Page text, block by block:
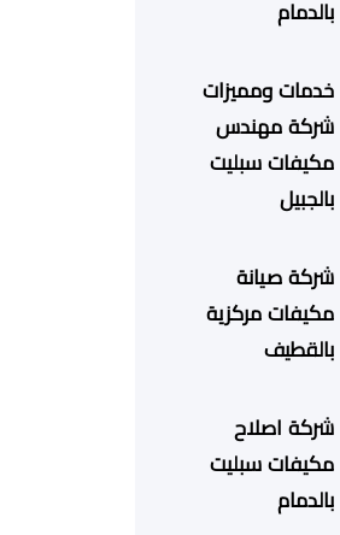
بالدمام
خدمات ومميزات
شركة مهندس
مكيفات سبليت
بالجبيل
شركة صيانة
مكيفات مركزية
بالقطيف
شركة اصلاح
مكيفات سبليت
بالدمام